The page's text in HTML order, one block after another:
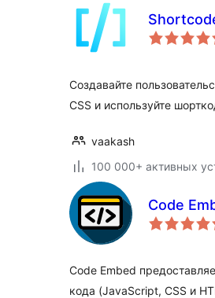
Создавайте
CSS и используйте
vaakash
100 000+ активных
Code
Code Embed
кода (JavaScript, CSS и